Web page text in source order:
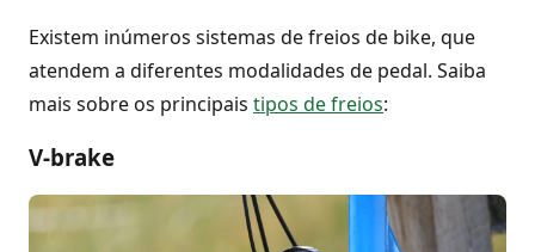
Existem inúmeros sistemas de freios de bike, que
atendem a diferentes modalidades de pedal. Saiba
mais sobre os principais tipos de freios:
V-brake